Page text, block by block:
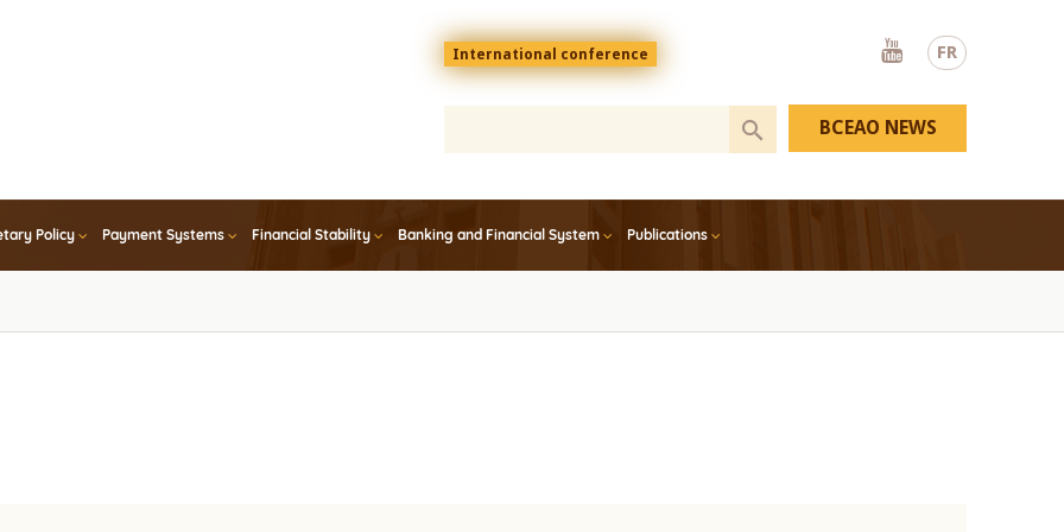
FR
Menu
top
En
International conference
Youtube
Policy Payment Systems Financial Stability Banking and Financial System Publications
BCEAO NEWS